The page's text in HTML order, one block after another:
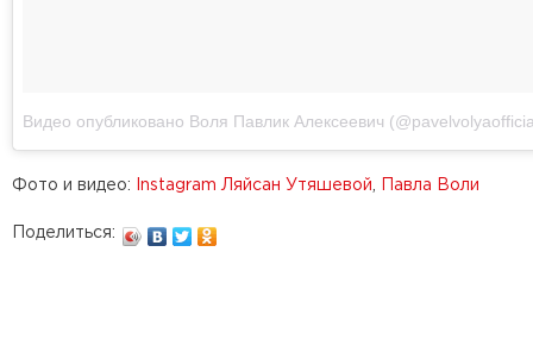
Видео опубликовано Воля Павлик Алексеевич
Фото и видео: Instagram Ляйсан Утяшевой Павла Воли
Поделиться: